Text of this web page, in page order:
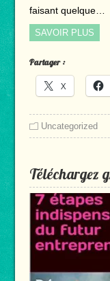
faisant quelque…
SAVOIR PLUS
Partager :
X
Uncategorized
Téléchargez